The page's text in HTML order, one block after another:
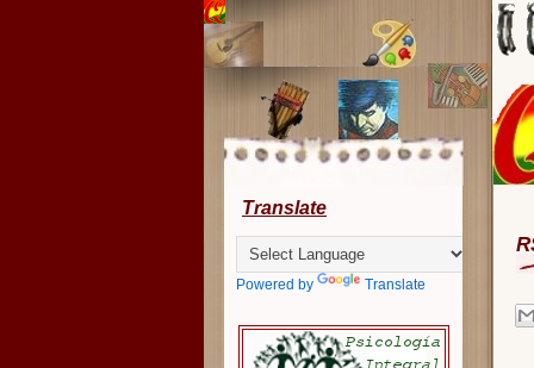
Translate
Powered by Translate